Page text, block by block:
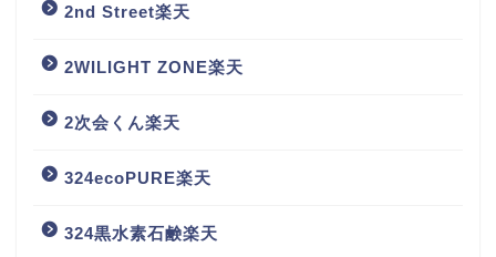
2nd Street楽天
2WILIGHT ZONE楽天
2次会くん楽天
324ecoPURE楽天
324黒水素石鹸楽天